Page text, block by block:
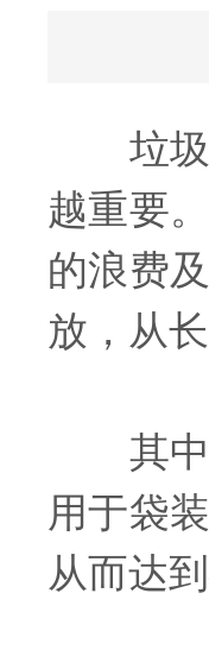
垃圾围
越重要
的浪费
放，从
其中
用于袋
从而达